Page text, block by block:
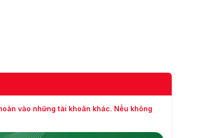
Nén âm
G.711ulaw/G.711alaw/G.722.1/G.726/MP2L2/PCM/
Tốc độ bit
64 Kbps (G.711ulaw/G.711alaw)/16 Kbps (G.722.1)/
(G.726)/32 đến 192 Kbps (MP2L2)/8 đến 320 Kbps
vào những tài khoản khác. Nếu không